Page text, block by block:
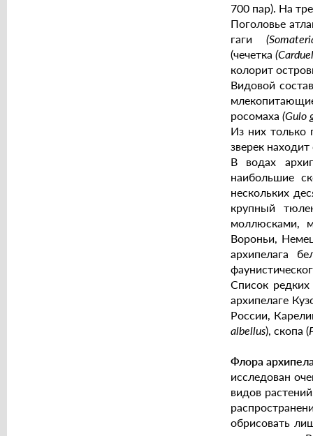
700 пар). На
Поголовье
гаги
(чечетка
колорит
Видовой
росомаха (Gulo
Из них только
зверек
В водах
наибольшие
нескольких
крупный
моллюсками,
Вороньи,
архипелага
Список
архипелаге
России,
albellus), скопа (
Флора
исследован
видов
обрисовать